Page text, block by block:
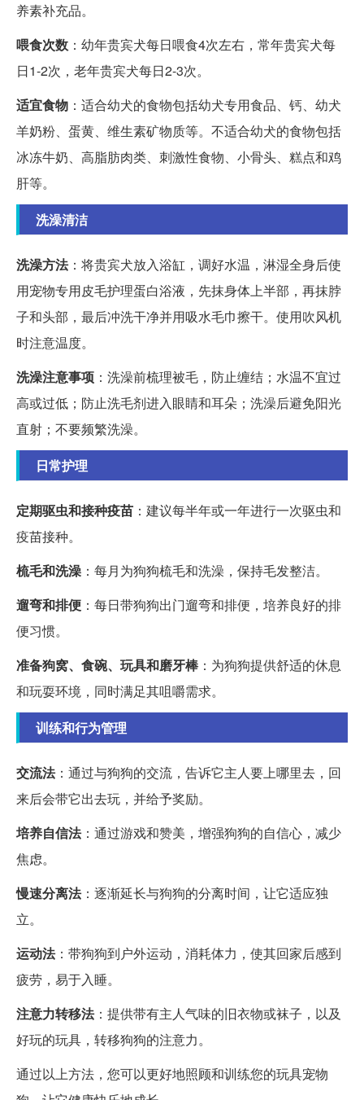
养素补充品。
喂食次数 ：幼年贵宾犬每日喂食4次左右，常年贵宾犬每
日1-2次，老年贵宾犬每日2-3次。
适宜食物 ：适合幼犬的食物包括幼犬专用食品、钙、幼犬
羊奶粉、蛋黄、维生素矿物质等。不适合幼犬的食物包括
冰冻牛奶、高脂肪肉类、刺激性食物、小骨头、糕点和鸡
肝等。
洗澡清洁
洗澡方法：将贵宾犬放入浴缸，调好水温，淋湿全身后使
用宠物专用皮毛护理蛋白浴液，先抹身体上半部，再抹脖
子和头部，最后冲洗干净并用吸水毛巾擦干。使用吹风机
时注意温度。
洗澡注意事项 ：洗澡前梳理被毛，防止缠结；水温不宜过
高或过低；防止洗毛剂进入眼睛和耳朵；洗澡后避免阳光
直射；不要频繁洗澡。
日常护理
定期驱虫和接种疫苗 ：建议每半年或一年进行一次驱虫和
疫苗接种。
梳毛和洗澡 ：每月为狗狗梳毛和洗澡，保持毛发整洁。
遛弯和排便 ：每日带狗狗出门遛弯和排便，培养良好的排
便习惯。
准备狗窝、食碗、玩具和磨牙棒 ：为狗狗提供舒适的休息
和玩耍环境，同时满足其咀嚼需求。
训练和行为管理
交流法：通过与狗狗的交流，告诉它主人要上哪里去，回
来后会带它出去玩，并给予奖励。
培养自信法：通过游戏和赞美，增强狗狗的自信心，减少
焦虑。
慢速分离法：逐渐延长与狗狗的分离时间，让它适应独
立。
运动法：带狗狗到户外运动，消耗体力，使其回家后感到
疲劳，易于入睡。
注意力转移法：提供带有主人气味的旧衣物或袜子，以及
好玩的玩具，转移狗狗的注意力。
通过以上方法，您可以更好地照顾和训练您的玩具宠物